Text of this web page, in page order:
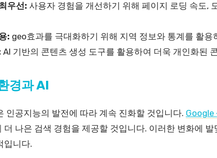
우선: 사용자 경험을 개선하기 위해 페이지 로딩 속도,
: geo효과를 극대화하기 위해 지역 정보와 통계를 활용
AI 기반의 콘텐츠 생성 도구를 활용하여 더욱 개인화된
경과 AI
인공지능의 발전에 따라 계속 진화할 것입니다. Google
더 나은 검색 경험을 제공할 것입니다. 이러한 변화에
입니다.